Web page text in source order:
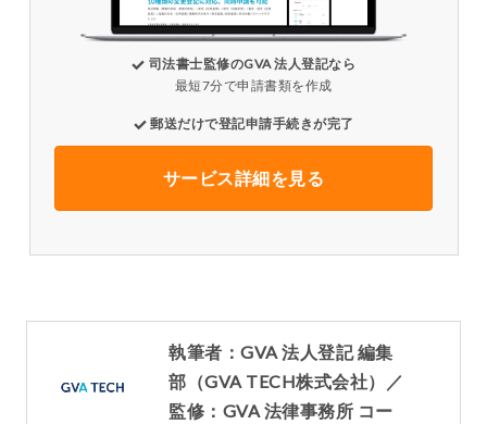
司法書士監修のGVA 法人登記なら
最短7分で申請書類を作成
郵送だけで登記申請手続きが完了
サービス詳細を見る
執筆者：GVA 法人登記 編集
部（GVA TECH株式会社）／
監修：GVA 法律事務所 コー